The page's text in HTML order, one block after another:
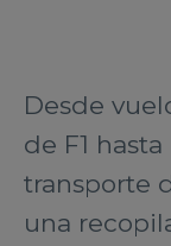
Desde
de F1
transporte
una